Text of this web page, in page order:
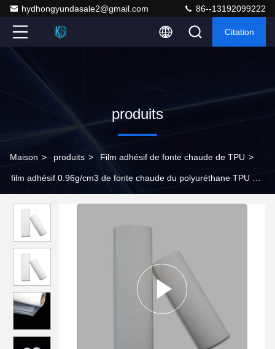
hydhongyundasale2@gmail.com 86--13192099222
Citation
produits
Maison > produits > Film adhésif de fonte chaude de TPU >
film adhésif 0.96g/cm3 de fonte chaude du polyuréthane TPU de